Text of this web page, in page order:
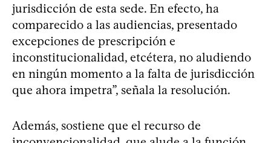
jurisdicción de esta sede. En efecto, ha
comparecido a las audiencias, presentado
excepciones de prescripción e
inconstitucionalidad, etcétera, no aludiendo
en ningún momento a la falta de jurisdicción
que ahora impetra”, señala la resolución.
Además, sostiene que el recurso de